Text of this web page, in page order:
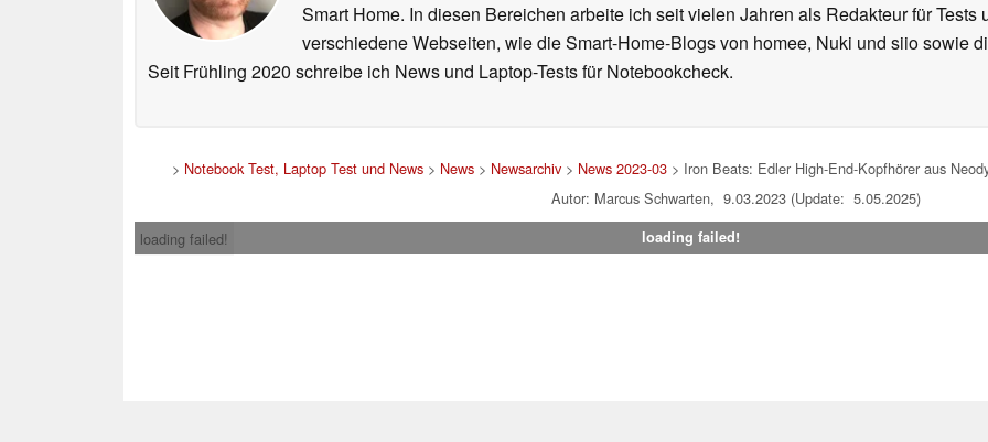
Smart Home. In diesen Bereichen arbeite ich seit vielen Jahren als Redakteur für Tests
verschiedene Webseiten, wie die Smart-Home-Blogs von homee, Nuki und siio sowie
Seit Frühling 2020 schreibe ich News und Laptop-Tests für Notebookcheck.
> Notebook Test, Laptop Test und News> News> Newsarchiv> News 2023-03> Iron Beats: Edler High-End-Kopfhörer aus
Autor: Marcus Schwarten, 9.03.2023 (Update: 5.05.2025)
loading failed!
loading failed!